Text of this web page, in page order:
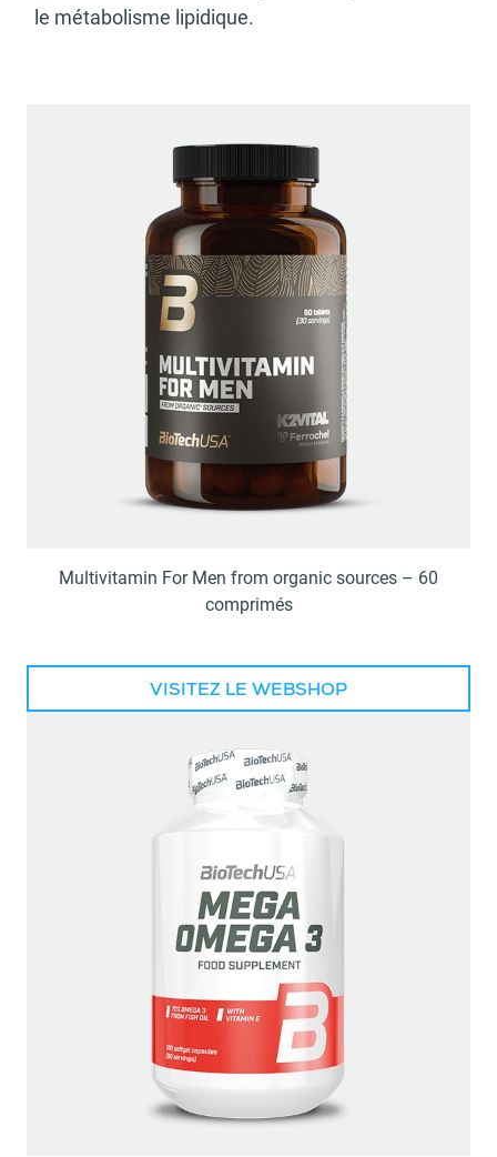
le métabolisme lipidique.
Multivitamin For Men from organic sources – 60
comprimés
VISITEZ LE WEBSHOP